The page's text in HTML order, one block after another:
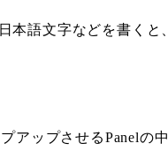
本語文字などを書く
アップさせるPanelの